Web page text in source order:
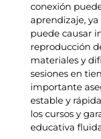
conexión
aprendizaje,
puede causar
reproducción
materiales y
sesiones en
importante
estable y
los cursos y
educativa